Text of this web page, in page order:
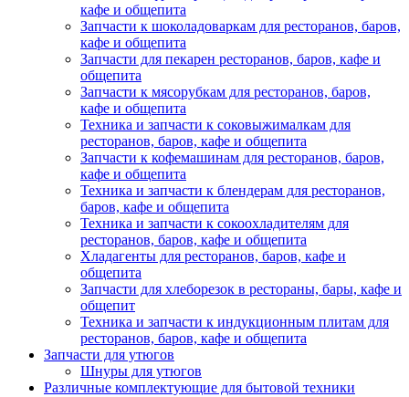
кафе и общепита
Запчасти к шоколадоваркам для ресторанов, баров,
кафе и общепита
Запчасти для пекарен ресторанов, баров, кафе и
общепита
Запчасти к мясорубкам для ресторанов, баров,
кафе и общепита
Техника и запчасти к соковыжималкам для
ресторанов, баров, кафе и общепита
Запчасти к кофемашинам для ресторанов, баров,
кафе и общепита
Техника и запчасти к блендерам для ресторанов,
баров, кафе и общепита
Техника и запчасти к сокоохладителям для
ресторанов, баров, кафе и общепита
Хладагенты для ресторанов, баров, кафе и
общепита
Запчасти для хлеборезок в рестораны, бары, кафе и
общепит
Техника и запчасти к индукционным плитам для
ресторанов, баров, кафе и общепита
Запчасти для утюгов
Шнуры для утюгов
Различные комплектующие для бытовой техники